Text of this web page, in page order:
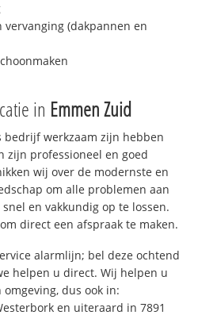
vervanging (dakpannen en
in Emmen Zuid
werkzaam zijn hebben
zijn professioneel en goed
wij over de modernste en
om alle problemen aan
en vakkundig op te lossen.
direct een afspraak te maken.
alarmlijn; bel deze ochtend
helpen u direct. Wij helpen u
dus ook in:
en uiteraard in 7891